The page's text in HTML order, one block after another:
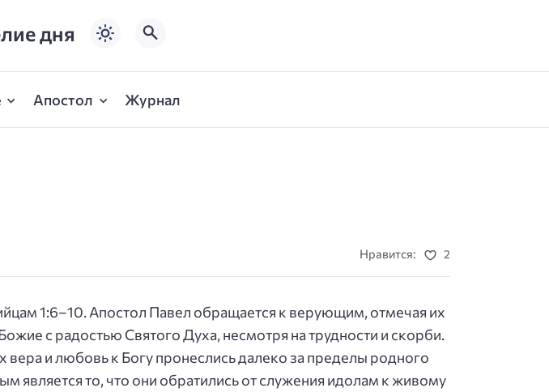
дня
Апостол Журнал
Нравится: 2
1:6–10.Апостол Павел обращается к верующим, отмечая их
с радостью Святого Духа, несмотря на трудности и скорби.
и любовь к Богу пронеслись далеко за пределы родного
является то, что они обратились от служения идолам к живому